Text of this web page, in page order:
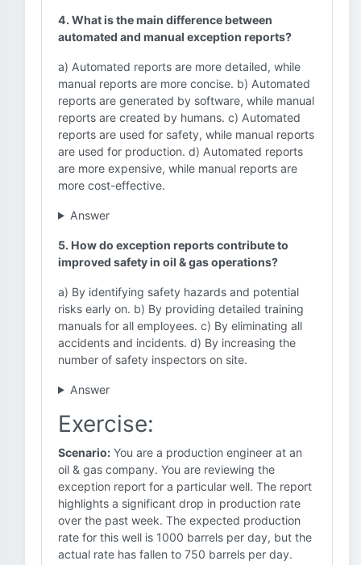
4. What is the main difference between
automated and manual exception reports?
a) Automated reports are more detailed, while
manual reports are more concise. b) Automated
reports are generated by software, while manual
reports are created by humans. c) Automated
reports are used for safety, while manual reports
are used for production. d) Automated reports
are more expensive, while manual reports are
more cost-effective.
Answer
5. How do exception reports contribute to
improved safety in oil & gas operations?
a) By identifying safety hazards and potential
risks early on. b) By providing detailed training
manuals for all employees. c) By eliminating all
accidents and incidents. d) By increasing the
number of safety inspectors on site.
Answer
Exercise:
Scenario: You are a production engineer at an
oil & gas company. You are reviewing the
exception report for a particular well. The report
highlights a significant drop in production rate
over the past week. The expected production
rate for this well is 1000 barrels per day, but the
actual rate has fallen to 750 barrels per day.